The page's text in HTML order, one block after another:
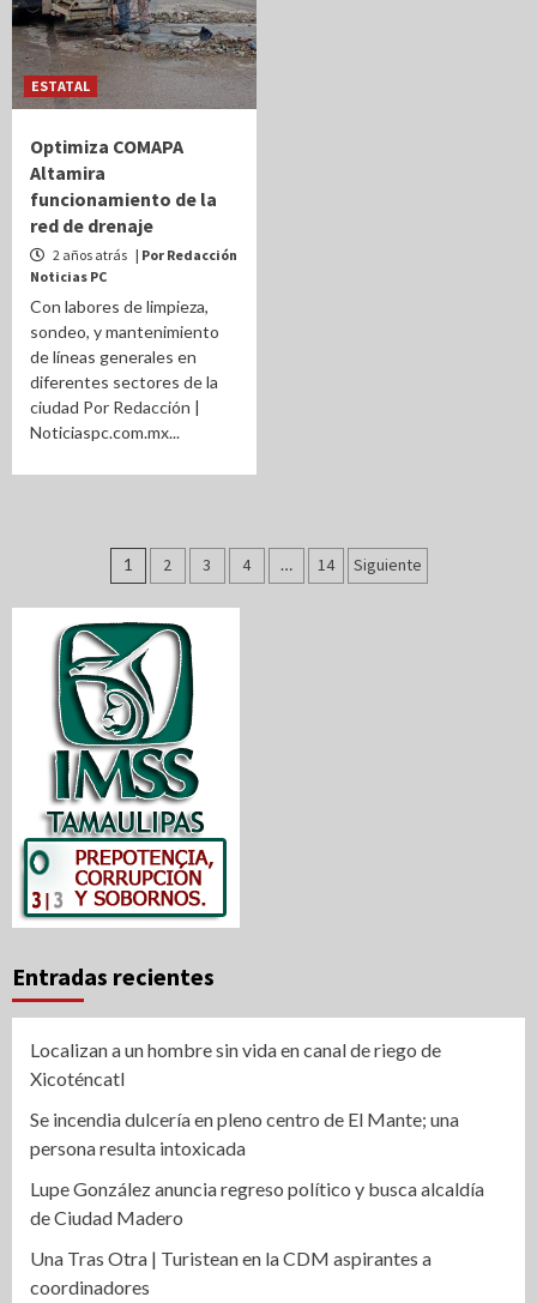
ESTATAL
Optimiza COMAPA
Altamira
funcionamiento de la
red de drenaje
2 años atrás | Por Redacción
Noticias PC
Con labores de limpieza,
sondeo, y mantenimiento
de líneas generales en
diferentes sectores de la
ciudad Por Redacción |
Noticiaspc.com.mx...
Paginación
de
entradas
1 2 3 4 … 14 Siguiente
Entradas recientes
Localizan a un hombre sin vida en canal de riego de
Xicoténcatl
Se incendia dulcería en pleno centro de El Mante; una
persona resulta intoxicada
Lupe González anuncia regreso político y busca alcaldía
de Ciudad Madero
Una Tras Otra | Turistean en la CDM aspirantes a
coordinadores